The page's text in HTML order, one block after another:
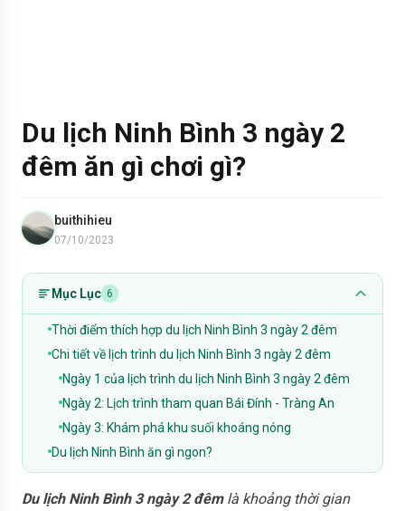
Du lịch Ninh Bình 3 ngày 2
đêm ăn gì chơi gì?
buithihieu
07/10/2023
Mục Lục 6
Thời điểm thích hợp du lịch Ninh Bình 3 ngày 2 đêm
Chi tiết về lịch trình du lịch Ninh Bình 3 ngày 2 đêm
Ngày 1 của lịch trình du lịch Ninh Bình 3 ngày 2 đêm
Ngày 2: Lịch trình tham quan Bái Đính - Tràng An
Ngày 3: Khám phá khu suối khoáng nóng
Du lịch Ninh Bình ăn gì ngon?
Du lịch Ninh Bình 3 ngày 2 đêmlà khoảng thời gian